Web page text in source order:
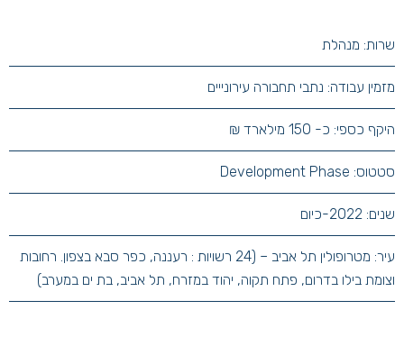
שרות: מנהלת
מזמין עבודה: נתבי תחבורה עירונייים
היקף כספי: כ- 150 מילארד ₪
סטטוס: Development Phase
שנים: 2022-כיום
עיר: מטרופולין תל אביב – (24 רשויות : רעננה, כפר סבא בצפון. רחובות
וצומת בילו בדרום, פתח תקוה, יהוד במזרח, תל אביב, בת ים במערב)